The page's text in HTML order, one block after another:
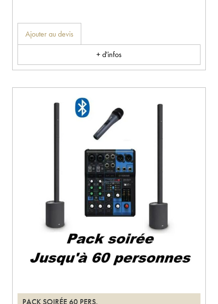
Ajouter au devis
+ d'infos
PACK SOIRÉE 60 PERS.